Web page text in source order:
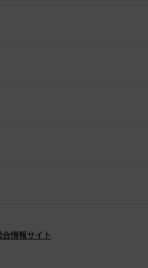
合情報サイト